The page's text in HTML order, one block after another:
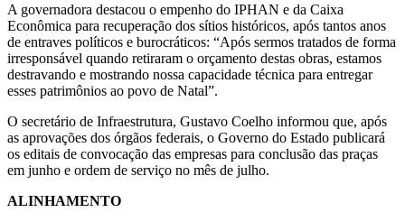
A governadora destacou o empenho do IPHAN e da Caixa
Econômica para recuperação dos sítios históricos, após tantos anos
de entraves políticos e burocráticos: “Após sermos tratados de forma
irresponsável quando retiraram o orçamento destas obras, estamos
destravando e mostrando nossa capacidade técnica para entregar
esses patrimônios ao povo de Natal”.
O secretário de Infraestrutura, Gustavo Coelho informou que, após
as aprovações dos órgãos federais, o Governo do Estado publicará
os editais de convocação das empresas para conclusão das praças
em junho e ordem de serviço no mês de julho.
ALINHAMENTO